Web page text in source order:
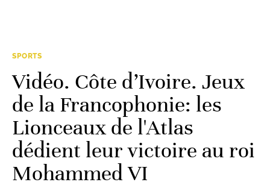
SPORTS
Vidéo. Côte d’Ivoire. Jeux
de la Francophonie: les
Lionceaux de l'Atlas
dédient leur victoire au roi
Mohammed VI